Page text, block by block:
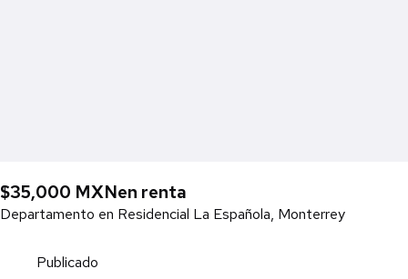
$35,000 MXNen renta
Departamento en Residencial La Española, Monterrey
Publicado